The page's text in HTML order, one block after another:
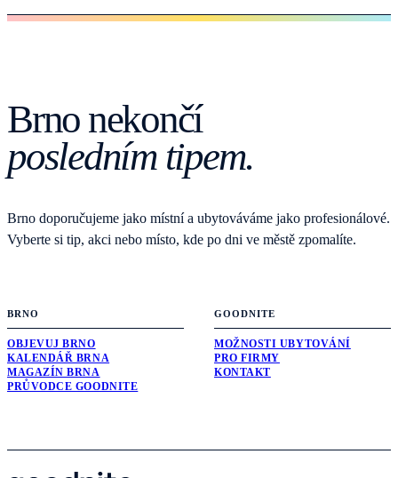
Brno nekončí
posledním tipem.
Brno doporučujeme jako místní a ubytováváme jako profesionálové.
Vyberte si tip, akci nebo místo, kde po dni ve městě zpomalíte.
BRNO
OBJEVUJ BRNO
KALENDÁŘ BRNA
MAGAZÍN BRNA
PRŮVODCE GOODNITE
GOODNITE
MOŽNOSTI UBYTOVÁNÍ
PRO FIRMY
KONTAKT